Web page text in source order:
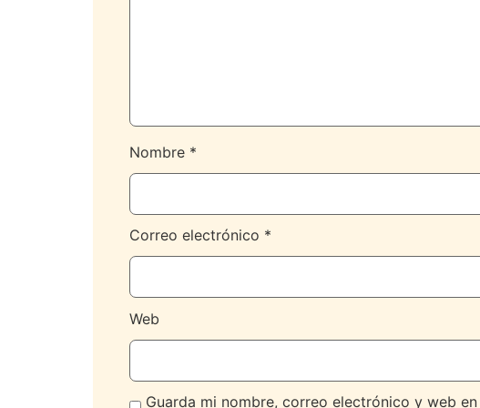
Nombre *
Correo electrónico *
Web
Guarda mi nombre, correo electrónico y web